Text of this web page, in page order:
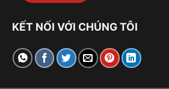
KẾT NỐI VỚI CHÚNG TÔI